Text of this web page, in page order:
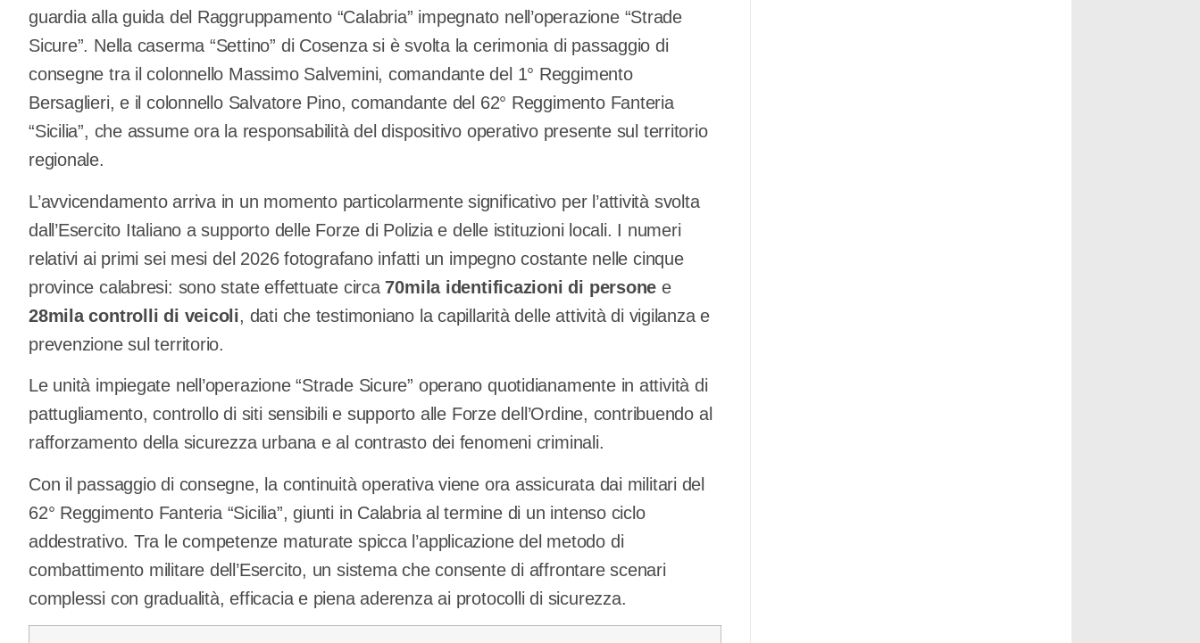
guardia alla guida del Raggruppamento “Calabria” impegnato nell’operazione “Strade
Sicure”. Nella caserma “Settino” di Cosenza si è svolta la cerimonia di passaggio di
consegne tra il colonnello Massimo Salvemini, comandante del 1° Reggimento
Bersaglieri, e il colonnello Salvatore Pino, comandante del 62° Reggimento Fanteria
“Sicilia”, che assume ora la responsabilità del dispositivo operativo presente sul territorio
regionale.
L’avvicendamento arriva in un momento particolarmente significativo per l’attività svolta
dall’Esercito Italiano a supporto delle Forze di Polizia e delle istituzioni locali. I numeri
relativi ai primi sei mesi del 2026 fotografano infatti un impegno costante nelle cinque
province calabresi: sono state effettuate circa70mila identificazioni di persone e
28mila controlli di veicoli, dati che testimoniano la capillarità delle attività di vigilanza e
prevenzione sul territorio.
Le unità impiegate nell’operazione “Strade Sicure” operano quotidianamente in attività di
pattugliamento, controllo di siti sensibili e supporto alle Forze dell’Ordine, contribuendo al
rafforzamento della sicurezza urbana e al contrasto dei fenomeni criminali.
Con il passaggio di consegne, la continuità operativa viene ora assicurata dai militari del
62° Reggimento Fanteria “Sicilia”, giunti in Calabria al termine di un intenso ciclo
addestrativo. Tra le competenze maturate spicca l’applicazione del metodo di
combattimento militare dell’Esercito, un sistema che consente di affrontare scenari
complessi con gradualità, efficacia e piena aderenza ai protocolli di sicurezza.